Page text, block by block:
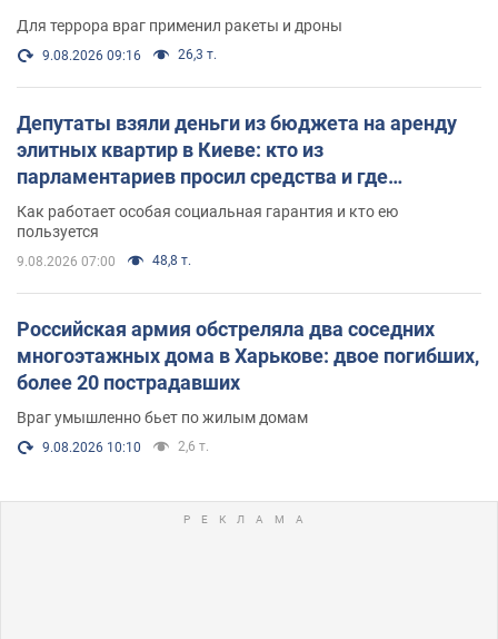
Для террора враг применил ракеты и дроны
9.08.2026 09:16 26,3 т.
Депутаты взяли деньги из бюджета на аренду
элитных квартир в Киеве: кто из
парламентариев просил средства и где
поселился
Как работает особая социальная гарантия и кто ею
пользуется
9.08.2026 07:00 48,8 т.
Российская армия обстреляла два соседних
многоэтажных дома в Харькове: двое погибших,
более 20 пострадавших
Враг умышленно бьет по жилым домам
9.08.2026 10:10 2,6 т.